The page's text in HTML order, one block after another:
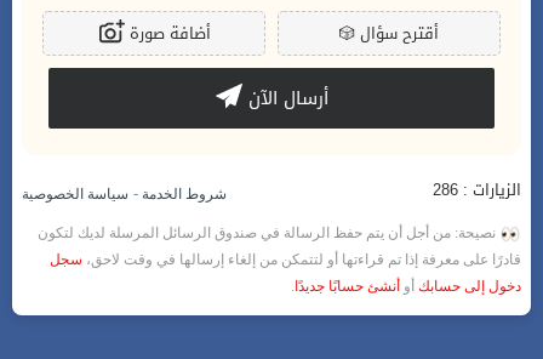
🎲أقترح سؤال أضافة صورة
أرسال الآن
الزيارات : 286 شروط الخدمة - سياسة الخصوصية
نصيحة: من أجل أن يتم حفظ الرسالة في صندوق الرسائل المرسلة لديك لتكون
قادرًا على معرفة إذا تم قراءتها أو لتتمكن من إلغاء إرسالها في وقت لاحق، سجل
دخول إلى حسابك أو أنشئ حسابًا جديدًا .